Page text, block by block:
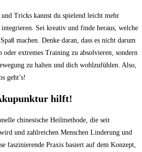
Tricks kannst du spielend ‌leicht⁢ mehr
Sei‌ kreativ⁤ und​ finde heraus, welche⁣
machen. Denke‍ daran, dass⁢ es ⁣nicht darum
oder extremes Training ⁣zu absolvieren, sondern
zu halten und dich ‌wohlzufühlen. ⁤Also,
geht’s!
⁤hilft!
chinesische ⁢Heilmethode,‍ die seit
und zahlreichen Menschen ⁢Linderung ⁤und
faszinierende ⁤Praxis basiert auf dem Konzept,